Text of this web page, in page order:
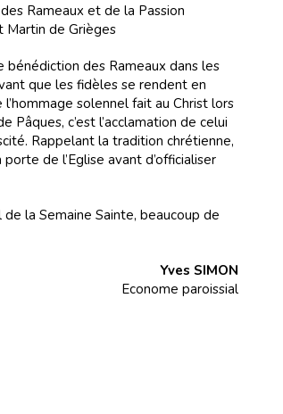
Rameaux et de la Passion
Martin de Grièges
des Rameaux dans les
que les fidèles se rendent en
solennel fait au Christ lors
c’est l’acclamation de celui
Rappelant la tradition chrétienne,
de l’Eglise avant d’officialiser
la Semaine Sainte, beaucoup de
Yves SIMON
Econome paroissial